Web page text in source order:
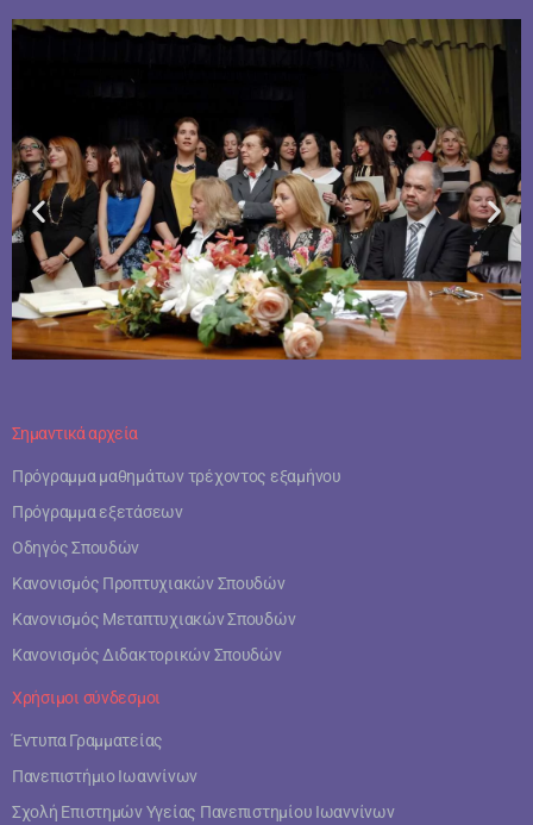
Σημαντικά αρχεία
Πρόγραμμα μαθημάτων τρέχοντος εξαμήνου
Πρόγραμμα εξετάσεων
Οδηγός Σπουδών
Κανονισμός Προπτυχιακών Σπουδών
Κανονισμός Μεταπτυχιακών Σπουδών
Κανονισμός Διδακτορικών Σπουδών
Χρήσιμοι σύνδεσμοι
Έντυπα Γραμματείας
Πανεπιστήμιο Ιωαννίνων
Σχολή Επιστημών Υγείας Πανεπιστημίου Ιωαννίνων